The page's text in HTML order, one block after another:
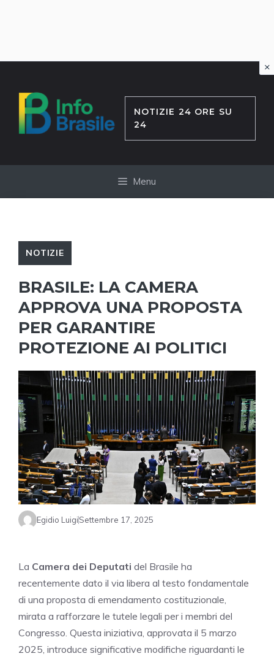
contenuto
NOTIZIE 24 ORE SU
24
Menu
NOTIZIE
BRASILE: LA CAMERA
APPROVA UNA PROPOSTA
PER GARANTIRE
PROTEZIONE AI POLITICI
Egidio LuigiSettembre 17, 2025
La Camera dei Deputati del Brasile ha
recentemente dato il via libera al testo fondamentale
di una proposta di emendamento costituzionale,
mirata a rafforzare le tutele legali per i membri del
Congresso. Questa iniziativa, approvata il 5 marzo
2025, introduce significative modifiche riguardanti le
×